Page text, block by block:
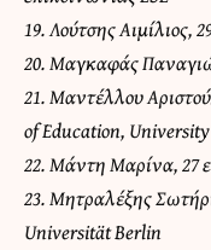
19. Λούτσης Αιμίλιος,
20. Μαγκαφάς
21. Μαντέλλου
of Education,
22. Μάντη Μαρίνα, 27
23. Μητραλέξης
Universität Berlin